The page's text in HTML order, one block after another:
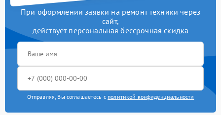
При оформлении заявки на ремонт техники через
сайт,
действует персональная бессрочная скидка
Отправляя, Вы соглашаетесь с политикой конфиденциальности